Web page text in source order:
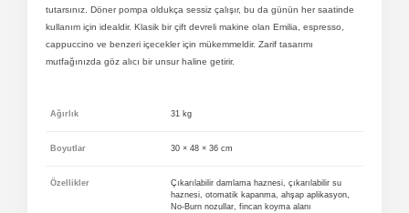
tutarsınız. Döner pompa oldukça sessiz çalışır, bu da günün her saatinde
kullanım için idealdir. Klasik bir çift devreli makine olan Emilia, espresso,
cappuccino ve benzeri içecekler için mükemmeldir. Zarif tasarımı
mutfağınızda göz alıcı bir unsur haline getirir.
Ağırlık 31 kg
Boyutlar 30 × 48 × 36 cm
Özellikler
Çıkarılabilir damlama haznesi, çıkarılabilir su
haznesi, otomatik kapanma, ahşap aplikasyon,
No-Burn nozullar, fincan koyma alanı